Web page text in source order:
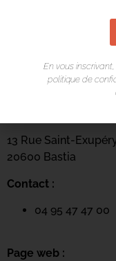
LIEU DE
13 Rue Saint-
20600 Bastia
Contact :
04 95 47 47 00
Page web :
En vous
politique de